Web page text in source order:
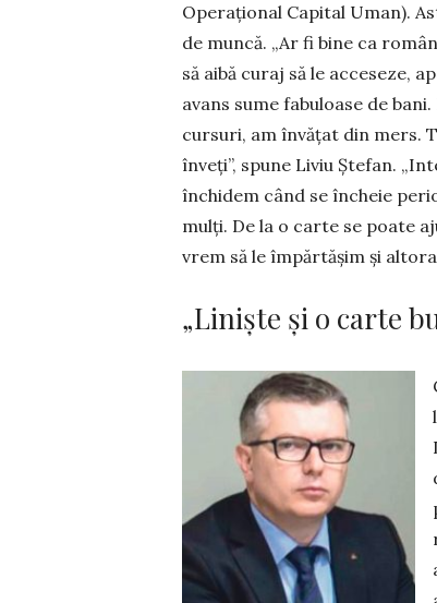
Operațional Capital Uman).
de muncă. „Ar fi bine ca
să aibă curaj să le ac­ceseze,
avans sume fabuloase de
cursuri, am învățat din mers.
înveți”, spune Li­viu Ște­fan.
închidem când se încheie
mulți. De la o carte se poate
vrem să le împărtășim și
„Liniște și o carte